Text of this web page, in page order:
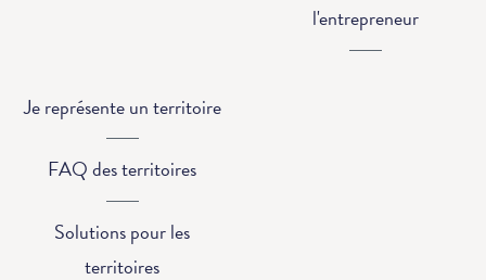
l'entrepreneur
Je représente un territoire
FAQ des territoires
Solutions pour les
territoires